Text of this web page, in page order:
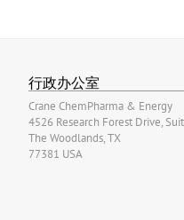
行政办公室
Crane ChemPharma & Energy
4526 Research Forest Drive,
The Woodlands, TX
77381 USA